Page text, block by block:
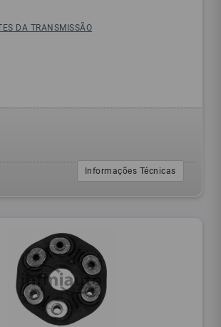
DA TRANSMISSÃO
Informações Técnicas